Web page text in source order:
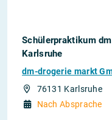
Schülerpraktikum
Karlsruhe
dm-drogerie markt
76131 Karlsruhe
Nach Absprache